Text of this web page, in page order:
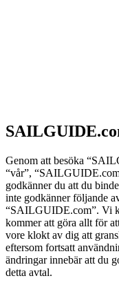
Genom att besöka
“vår”,
godkänner du att du
inte godkänner följande
“SAILGUIDE.com”. Vi
kommer att göra allt för
vore klokt av dig att
eftersom fortsatt
ändringar innebär att du
detta avtal.